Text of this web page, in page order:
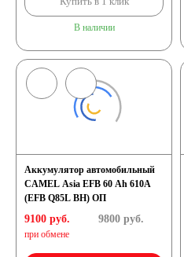
В наличии
Аккумулятор автомобильный
CAMEL Asia EFB 60 Ah 610A
(EFB Q85L BH) ОП
9100 руб.
при обмене
9800руб.